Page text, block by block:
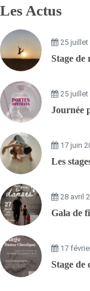
Les Actus
25 juillet
Stage de
25 juillet
Journée
17 juin
Les
28 avril
Gala de
17
Stage de